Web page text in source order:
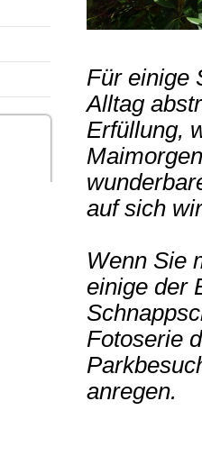
Für einige
Alltag
Erfüllung,
auf sich
Wenn Sie
einige der
Fotoserie
anregen.